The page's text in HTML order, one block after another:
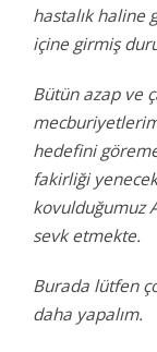
hastalık haline
içine girmiş
Bütün azap ve
hedefini
fakirliği
kovulduğumuz
sevk etmekte.
Burada lütfen
daha yapalım.